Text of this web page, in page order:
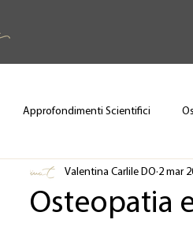
Approfondimenti Scientifici
Osteopatia
Valentina Carlile DO 2 mar